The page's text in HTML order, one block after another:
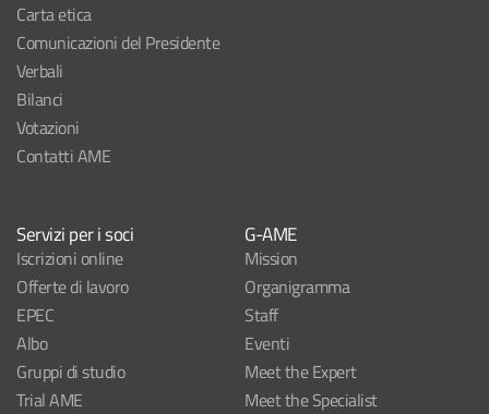
Carta etica
Comunicazioni del Presidente
Verbali
Bilanci
Votazioni
Contatti AME
Servizi per i soci
Iscrizioni online
Offerte di lavoro
EPEC
Albo
Gruppi di studio
Trial AME
G-AME
Mission
Organigramma
Staff
Eventi
Meet the Expert
Meet the Specialist